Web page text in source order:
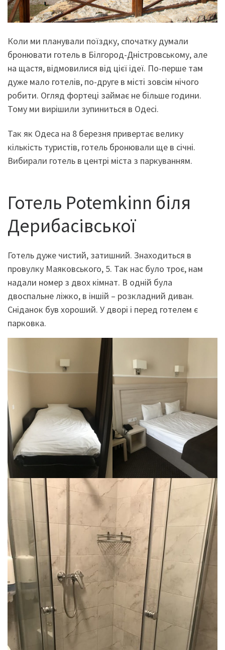
Коли ми планували поїздку, спочатку думали
бронювати готель в Білгород-Дністровському, але
на щастя, відмовилися від цієї ідеї. По-перше там
дуже мало готелів, по-друге в місті зовсім нічого
робити. Огляд фортеці займає не більше години.
Тому ми вирішили зупиниться в Одесі.
Так як Одеса на 8 березня привертає велику
кількість туристів, готель бронювали ще в січні.
Вибирали готель в центрі міста з паркуванням.
Готель Potemkinn біля
Дерибасівської
Готель дуже чистий, затишний. Знаходиться в
провулку Маяковського, 5. Так нас було троє, нам
надали номер з двох кімнат. В одній була
двоспальне ліжко, в іншій – розкладний диван.
Сніданок був хороший. У дворі і перед готелем є
парковка.